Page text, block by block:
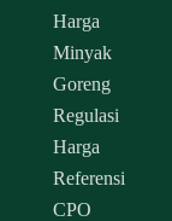
Harga
Minyak
Goreng
Regulasi
Harga
Referensi
CPO